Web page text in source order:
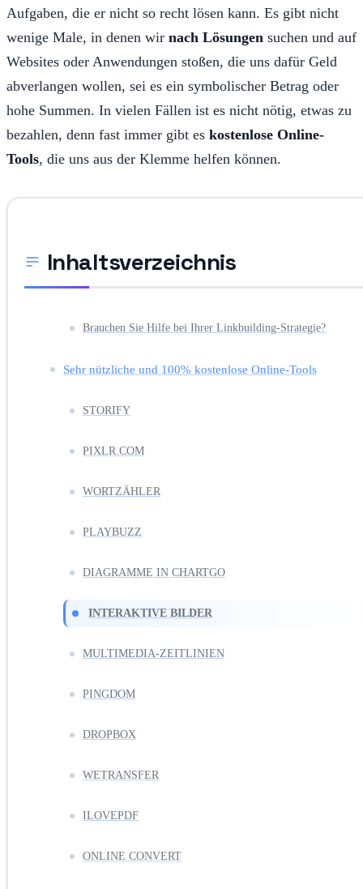
Aufgaben, die er nicht so recht lösen kann. Es gibt nicht
wenige Male, in denen wir nach Lösungen suchen und auf
Websites oder Anwendungen stoßen, die uns dafür Geld
abverlangen wollen, sei es ein symbolischer Betrag oder
hohe Summen. In vielen Fällen ist es nicht nötig, etwas zu
bezahlen, denn fast immer gibt es kostenlose Online-
Tools, die uns aus der Klemme helfen können.
Inhaltsverzeichnis
Brauchen Sie Hilfe bei Ihrer Linkbuilding-Strategie?
Sehr nützliche und 100% kostenlose Online-Tools
STORIFY
PIXLR.COM
WORTZÄHLER
PLAYBUZZ
DIAGRAMME IN CHARTGO
INTERAKTIVE BILDER
MULTIMEDIA-ZEITLINIEN
PINGDOM
DROPBOX
WETRANSFER
ILOVEPDF
ONLINE CONVERT